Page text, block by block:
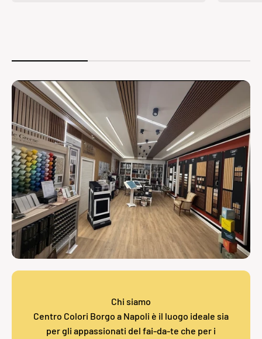
Chi siamo
Centro Colori Borgo a Napoli è il luogo ideale sia
per gli appassionati del fai-da-te che per i